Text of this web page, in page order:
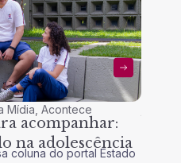
Mídia ,Acontece
acompanhar:
na adolescência
coluna do portal Estado